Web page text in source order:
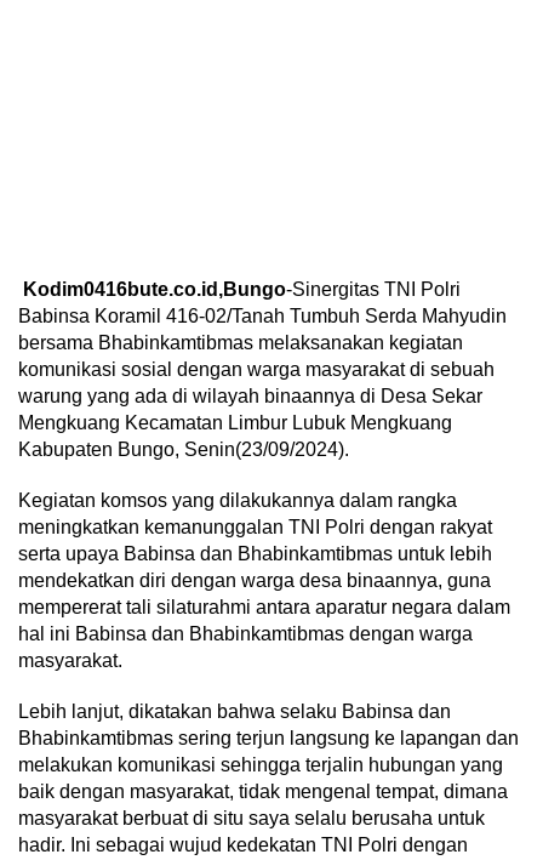
Kodim0416bute.co.id,Bungo-Sinergitas TNI Polri
Babinsa Koramil 416-02/Tanah Tumbuh Serda Mahyudin
bersama Bhabinkamtibmas melaksanakan kegiatan
komunikasi sosial dengan warga masyarakat di sebuah
warung yang ada di wilayah binaannya di Desa Sekar
Mengkuang Kecamatan Limbur Lubuk Mengkuang
Kabupaten Bungo, Senin(23/09/2024).
Kegiatan komsos yang dilakukannya dalam rangka
meningkatkan kemanunggalan TNI Polri dengan rakyat
serta upaya Babinsa dan Bhabinkamtibmas untuk lebih
mendekatkan diri dengan warga desa binaannya, guna
mempererat tali silaturahmi antara aparatur negara dalam
hal ini Babinsa dan Bhabinkamtibmas dengan warga
masyarakat.
Lebih lanjut, dikatakan bahwa selaku Babinsa dan
Bhabinkamtibmas sering terjun langsung ke lapangan dan
melakukan komunikasi sehingga terjalin hubungan yang
baik dengan masyarakat, tidak mengenal tempat, dimana
masyarakat berbuat di situ saya selalu berusaha untuk
hadir. Ini sebagai wujud kedekatan TNI Polri dengan